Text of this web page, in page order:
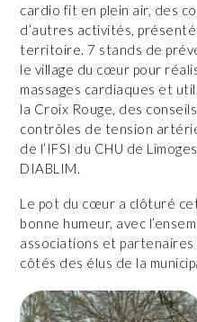
cardio fit en plein air, des
d’autres activités,
territoire. 7 stands de
le village du cœur pour
massages cardiaques et
la Croix Rouge, des
contrôles de tension
de l’IFSI du CHU de
DIABLIM.
Le pot du cœur a clôturé
bonne humeur, avec
associations et
côtés des élus de la